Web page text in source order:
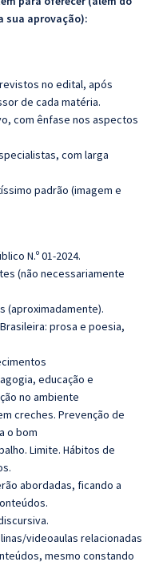
sua aprovação):
no edital, após
de cada matéria.
com ênfase nos aspectos
com larga
padrão (imagem e
N.º 01-2024.
(não necessariamente
(aproximadamente).
prosa e poesia,
educação e
no ambiente
creches. Prevenção de
o bom
Limite. Hábitos de
abordadas, ficando a
videoaulas relacionadas
mesmo constando